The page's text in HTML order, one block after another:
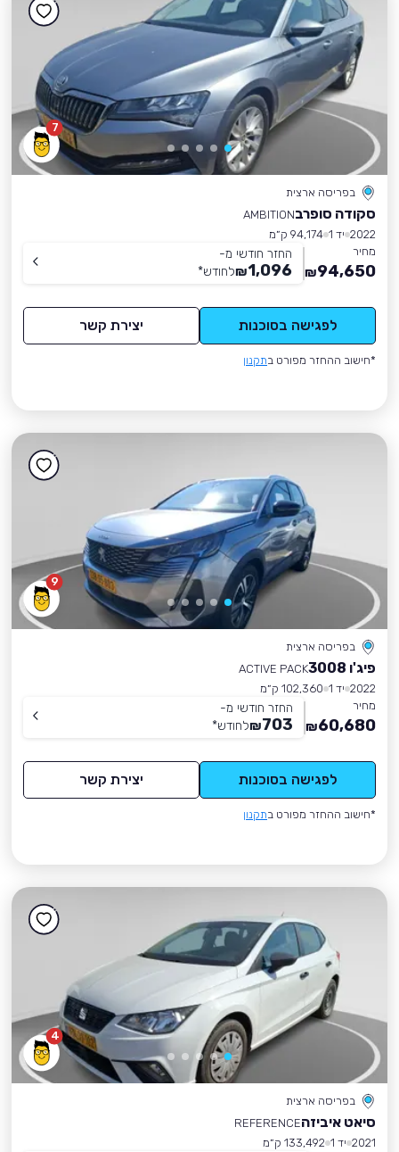
7
בפריסה ארצית
סקודה סופרבAMBITION
2022 יד 1
94,174 ק״מ
מחיר
94,650
₪
החזר חודשי מ-
1,096
₪לחודש*
לפגישה בסוכנות יצירת קשר
*חישוב ההחזר מפורט בתקנון
9
בפריסה ארצית
פיג'ו 3008
ACTIVE PACK
2022 יד 1
102,360 ק״מ
מחיר
60,680
₪
החזר חודשי מ-
703
₪לחודש*
לפגישה בסוכנות יצירת קשר
*חישוב ההחזר מפורט בתקנון
4
בפריסה ארצית
סיאט איביזהREFERENCE
2021 יד 1
133,492 ק״מ